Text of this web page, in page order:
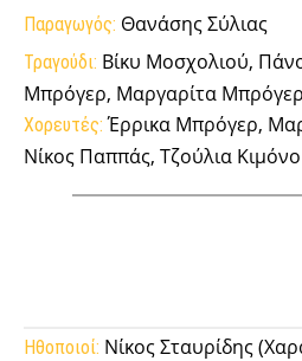
Παραγωγός: Θανάσης Σύλιας
Τραγούδι: Βίκυ Μοσχολιού,
Μπρόγερ, Μαργαρίτα Μπρόγερ
Χορευτές: Έρρικα Μπρόγερ,
Νίκος Παππάς, Τζούλια Κιμόνο
Ηθοποιοί: Νίκος Σταυρίδης